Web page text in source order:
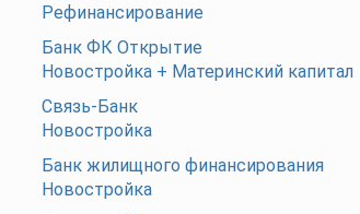
Рефинансирование
Банк ФК Открытие
Новостройка + Материнский капитал
Связь-Банк
Новостройка
Банк жилищного финансирования
Новостройка